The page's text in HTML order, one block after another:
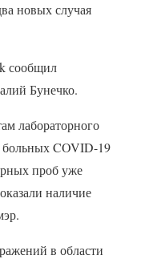
новых случая
сообщил
Бунечко.
лабораторного
больных COVID-19
проб уже
наличие
в области